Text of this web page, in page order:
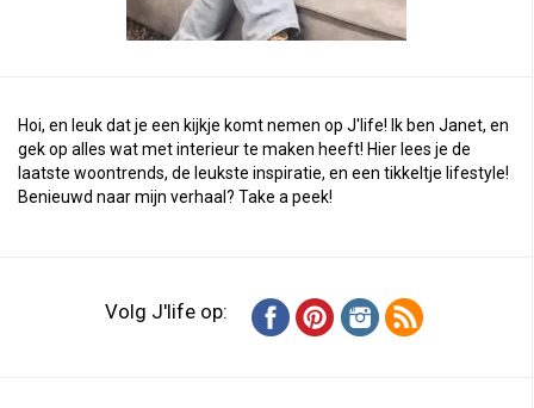
Hoi, en leuk dat je een kijkje komt nemen op J'life! Ik ben Janet, en
gek op alles wat met interieur te maken heeft! Hier lees je de
laatste woontrends, de leukste inspiratie, en een tikkeltje lifestyle!
Benieuwd naar mijn verhaal? Take a peek!
Volg J'life op: